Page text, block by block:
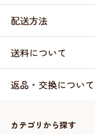
配送方法
送料について
返品・交換について
カテゴリから探す